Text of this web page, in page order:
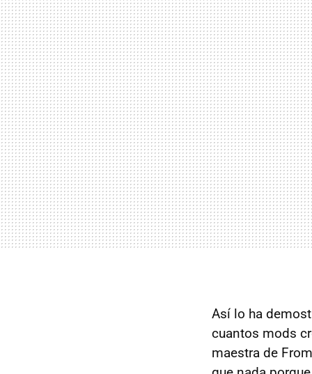
Así lo ha
cuantos mods
maestra de